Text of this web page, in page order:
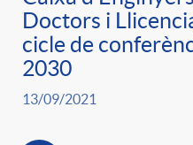
Doctors i
cicle de
2030
13/09/2021